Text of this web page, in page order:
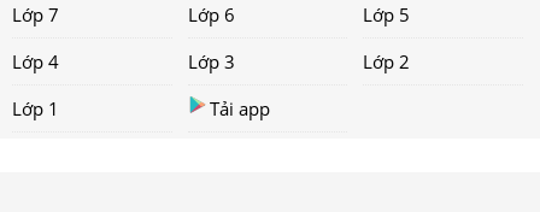
Lớp 7
Lớp 6
Lớp 5
Lớp 4
Lớp 3
Lớp 2
Lớp 1
Tải app